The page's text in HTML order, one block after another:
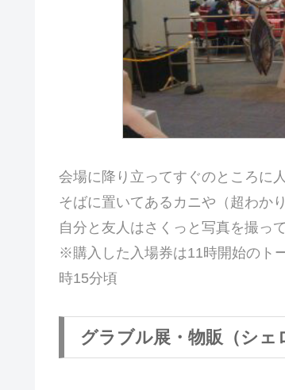
会場に降り立ってすぐのところに
そばに置いてあるカニや（超わか
自分と友人はさくっと写真を撮っ
※購入した入場券は11時開始のト
時15分頃
グラブル展・物販（シェ